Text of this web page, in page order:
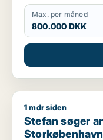
Max. per måned
800.000 DKK
Stefan søger
1 mdr siden
Stefan søger
Storkøbenhavn